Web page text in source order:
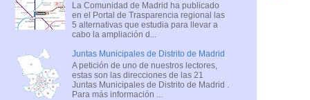
La Comunidad de Madrid ha publicado
en el Portal de Trasparencia regional las
5 alternativas que estudia para llevar a
cabo la ampliación d...
Juntas Municipales de Distrito de Madrid
A petición de uno de nuestros lectores,
estas son las direcciones de las 21
Juntas Municipales de Distrito de Madrid .
Para más información ...